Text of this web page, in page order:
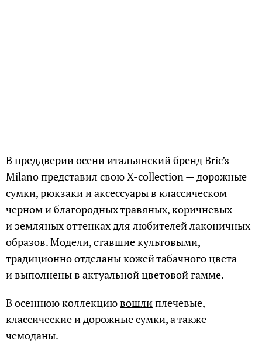
В преддверии осени итальянский бренд Bric’s
Milano представил свою X-collection — дорожные
сумки, рюкзаки и аксессуары в классическом
черном и благородных травяных, коричневых
и земляных оттенках для любителей лаконичных
образов. Модели, ставшие культовыми,
традиционно отделаны кожей табачного цвета
и выполнены в актуальной цветовой гамме.
В осеннюю коллекциювошлиплечевые,
классические и дорожные сумки, а также
чемоданы.